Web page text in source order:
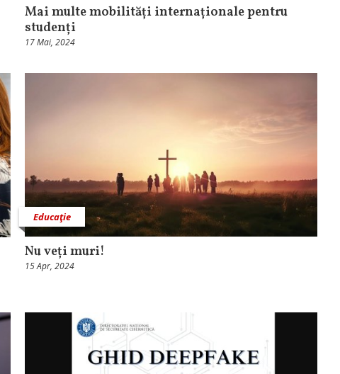
Mai multe mobilități internaționale pentru
studenți
17 Mai, 2024
Educaţie
Nu veți muri!
15 Apr, 2024